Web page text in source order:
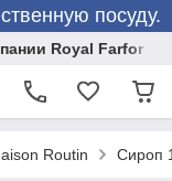
посуду.
Royal Farfor
Routin Сироп